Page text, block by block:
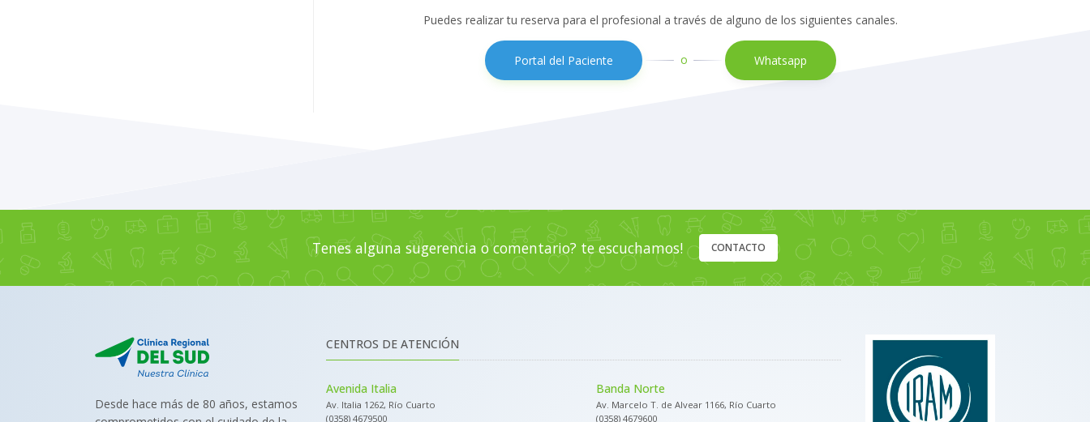
Puedes realizar tu reserva para el profesional a través de alguno de los siguientes canales.
Portal del Paciente o Whatsapp
Tenes alguna sugerencia o comentario? te escuchamos! CONTACTO
Desde hace más de 80 años, estamos
CENTROS DE ATENCIÓN
Avenida Italia
Av. Italia 1262, Río Cuarto
(0358) 4679500
Banda Norte
Av. Marcelo T. de Alvear 1166, Río Cuarto
(0358) 4679600